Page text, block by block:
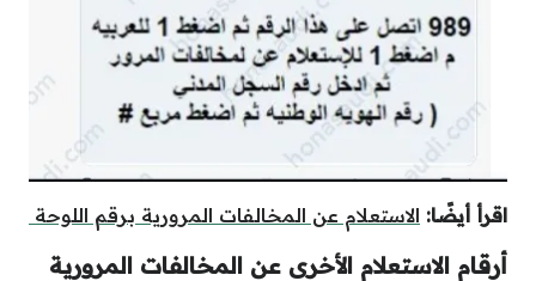
اقرأ أيضًا: الاستعلام عن المخالفات المرورية برقم اللوحة
أرقام الاستعلام الأخرى عن المخالفات المرورية